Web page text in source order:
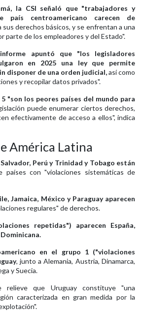
la CSI señaló que "trabajadores y
país centroamericano carecen de
sus derechos básicos, y se enfrentan a una
parte de los empleadores y del Estado".
apuntó que "los legisladores
en 2025 una ley que permite
disponer de una orden judicial,así como
y recopilar datos privados".
"son los peores países del mundo para
puede enumerar ciertos derechos,
efectivamente de acceso a ellos", indica
América Latina
Perú y Trinidad y Tobago están
países con "violaciones sistemáticas de
Jamaica, México y Paraguay aparecen
regulares" de derechos.
repetidas") aparecen España,
en el grupo 1 ("violaciones
, junto a Alemania, Austria, Dinamarca,
y Suecia.
que Uruguay constituye "una
caracterizada en gran medida por la